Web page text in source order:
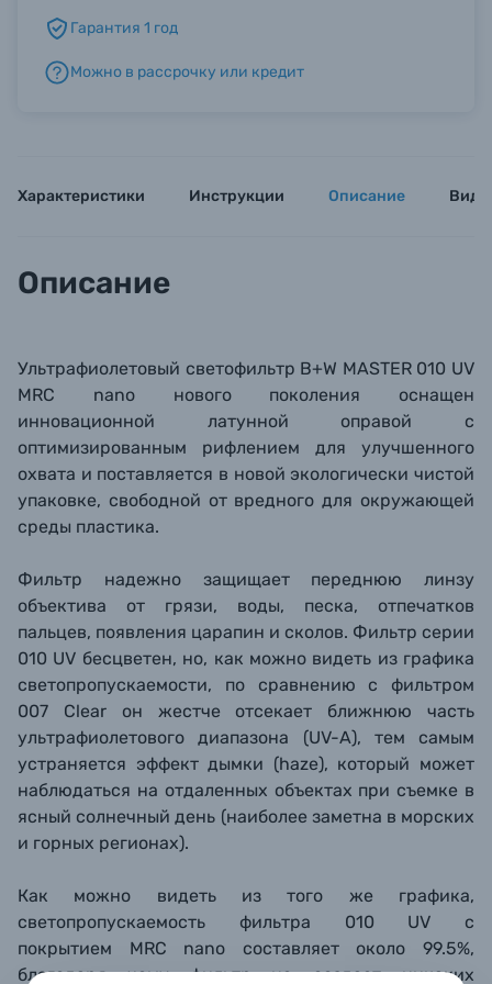
Б/У фототехника (Комиссионные товары)
Гарантия 1 год
Можно в рассрочку или кредит
Характеристики Инструкции Описание
Описание
Ультрафиолетовый светофильтр B+W MASTER 010 UV
MRC nano нового поколения оснащен
инновационной латунной оправой с
оптимизированным рифлением для улучшенного
охвата и поставляется в новой экологически чистой
упаковке, свободной от вредного для окружающей
среды пластика.
Фильтр надежно защищает переднюю линзу
объектива от грязи, воды, песка, отпечатков
пальцев, появления царапин и сколов. Фильтр серии
010 UV бесцветен, но, как можно видеть из графика
светопропускаемости, по сравнению с фильтром
007 Clear он жестче отсекает ближнюю часть
ультрафиолетового диапазона (UV-A), тем самым
устраняется эффект дымки (haze), который может
наблюдаться на отдаленных объектах при съемке в
ясный солнечный день (наиболее заметна в морских
и горных регионах).
Как можно видеть из того же графика,
светопропускаемость фильтра 010 UV с
покрытием MRC nano составляет около 99.5%,
благодаря чему фильтр не создает никаких